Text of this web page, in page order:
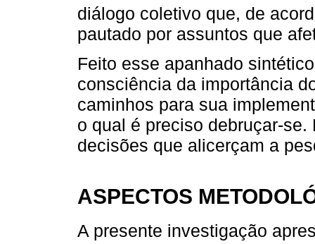
diálogo coletivo que, de
pautado por assuntos que
Feito esse apanhado
consciência da importância
caminhos para sua
o qual é preciso debruçar-
decisões que alicerçam a
ASPECTOS
A presente investigação